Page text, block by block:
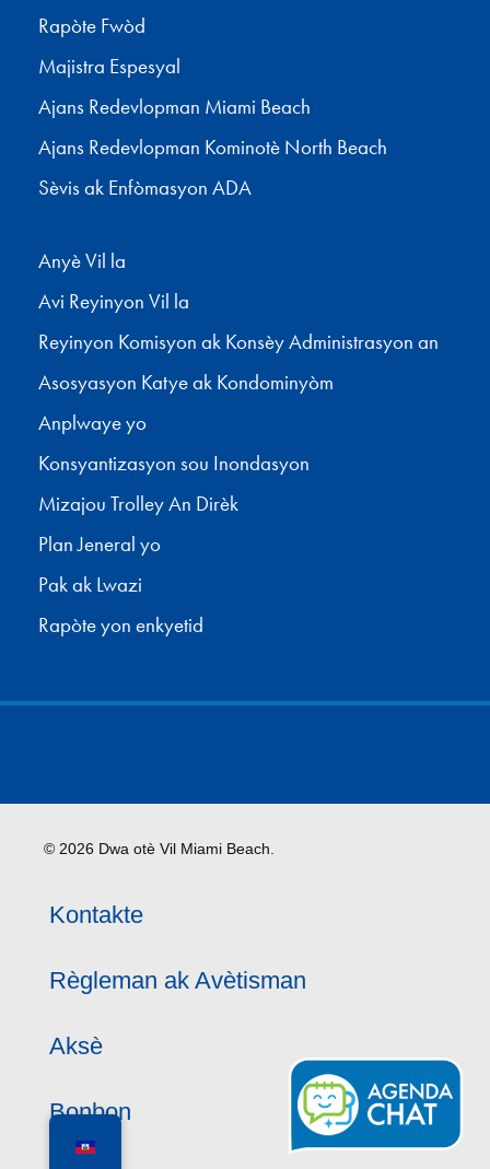
Rapòte Fwòd
Majistra Espesyal
Ajans Redevlopman Miami Beach
Ajans Redevlopman Kominotè North Beach
Sèvis ak Enfòmasyon ADA
Anyè Vil la
Avi Reyinyon Vil la
Reyinyon Komisyon ak Konsèy Administrasyon an
Asosyasyon Katye ak Kondominyòm
Anplwaye yo
Konsyantizasyon sou Inondasyon
Mizajou Trolley An Dirèk
Plan Jeneral yo
Pak ak Lwazi
Rapòte yon enkyetid
© 2026 Dwa otè Vil Miami Beach.
Kontakte
Règleman ak Avètisman
Aksè
Bonbon